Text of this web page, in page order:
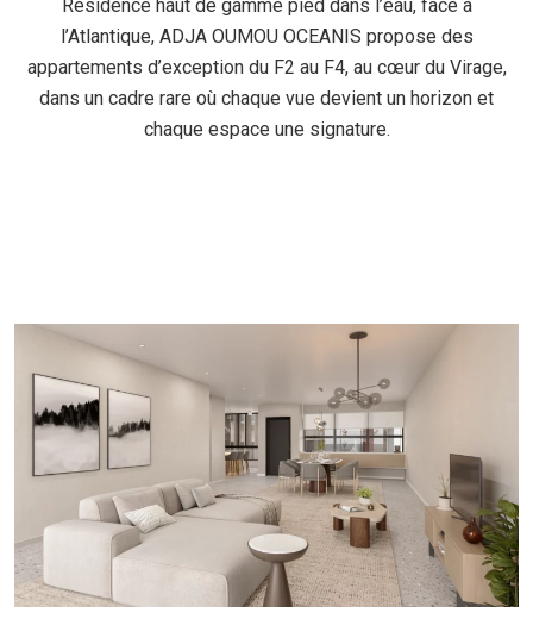
Résidence haut de gamme pied dans l’eau, face à
l’Atlantique, ADJA OUMOU OCEANIS propose des
appartements d’exception du F2 au F4, au cœur du Virage,
dans un cadre rare où chaque vue devient un horizon et
chaque espace une signature.